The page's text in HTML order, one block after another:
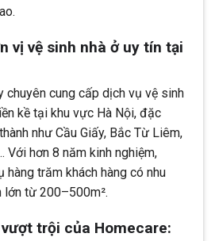
vị vệ sinh nhà ở uy tín tại
chuyên cung cấp dịch vụ vệ sinh
kề tại khu vực Hà Nội, đặc
như Cầu Giấy, Bắc Từ Liêm,
Với hơn 8 năm kinh nghiệm,
hàng trăm khách hàng có nhu
lớn từ 200–500m².
trội của Homecare: